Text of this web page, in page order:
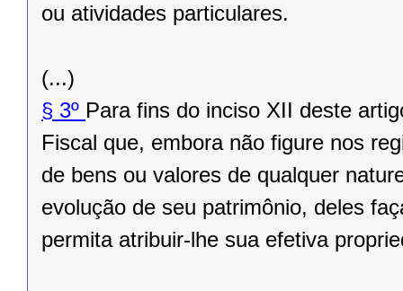
ou atividades particulares.
(...)
§ 3º Para fins do inciso XII deste
Fiscal que, embora não figure nos
de bens ou valores de qualquer
evolução de seu patrimônio, deles
permita atribuir-lhe sua efetiva